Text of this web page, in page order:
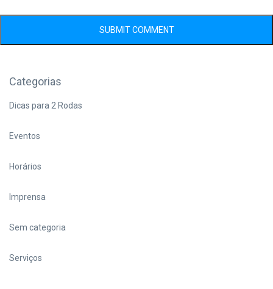
Categorias
Dicas para 2 Rodas
Eventos
Horários
Imprensa
Sem categoria
Serviços